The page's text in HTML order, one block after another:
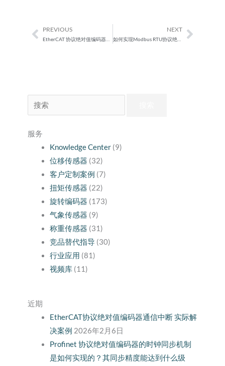
Prev
PREVIOUS NEXT Next
索：
服务
Knowledge Center(9)
位移传感器 (32)
客户定制案例 (7)
扭矩传感器 (22)
旋转编码器 (173)
气象传感器 (9)
称重传感器 (31)
竞品替代指导 (30)
行业应用 (81)
视频库(11)
近期
EtherCAT协议绝对值编码器通信中断 实际解
决案例 2026年2月6日
Profinet 协议绝对值编码器的时钟同步机制
是如何实现的？其同步精度能达到什么级